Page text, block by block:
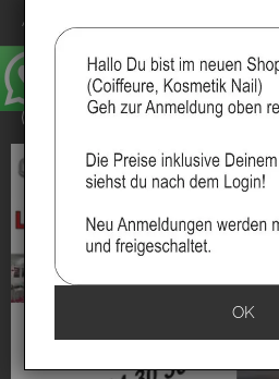
AGB & Kundeninfo
Datenschutzerklärung
Kundeninformationen
Vertrag widerrufen
OK